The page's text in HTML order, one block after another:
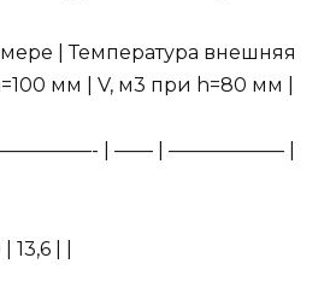
| Температура внешняя
мм | V, м3 при h=80 мм |
| —— | —————— |
13,6 | |